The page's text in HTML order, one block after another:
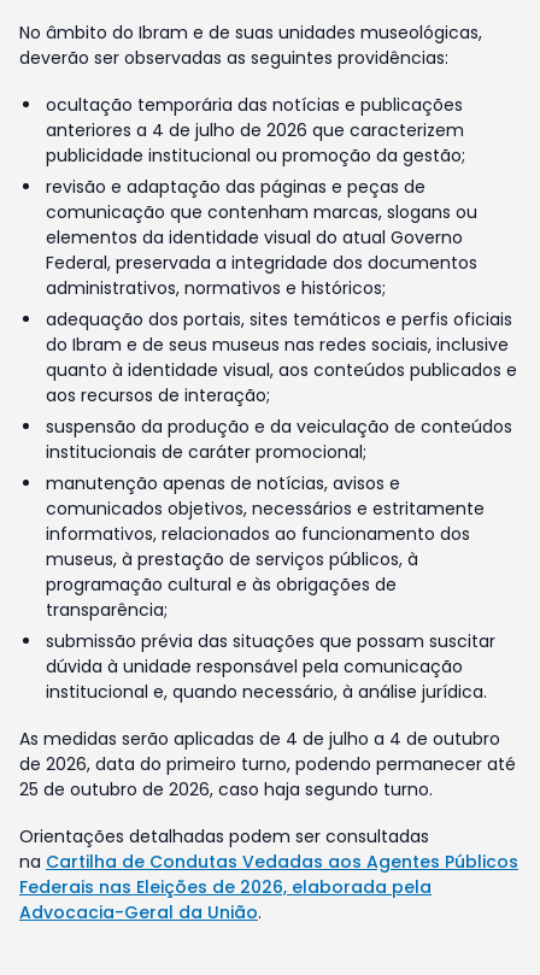
No âmbito do Ibram e de suas unidades museológicas,
deverão ser observadas as seguintes providências:
ocultação temporária das notícias e publicações
anteriores a 4 de julho de 2026 que caracterizem
publicidade institucional ou promoção da gestão;
revisão e adaptação das páginas e peças de
comunicação que contenham marcas, slogans ou
elementos da identidade visual do atual Governo
Federal, preservada a integridade dos documentos
administrativos, normativos e históricos;
adequação dos portais, sites temáticos e perfis oficiais
do Ibram e de seus museus nas redes sociais, inclusive
quanto à identidade visual, aos conteúdos publicados e
aos recursos de interação;
suspensão da produção e da veiculação de conteúdos
institucionais de caráter promocional;
manutenção apenas de notícias, avisos e
comunicados objetivos, necessários e estritamente
informativos, relacionados ao funcionamento dos
museus, à prestação de serviços públicos, à
programação cultural e às obrigações de
transparência;
submissão prévia das situações que possam suscitar
dúvida à unidade responsável pela comunicação
institucional e, quando necessário, à análise jurídica.
As medidas serão aplicadas de 4 de julho a 4 de outubro
de 2026, data do primeiro turno, podendo permanecer até
25 de outubro de 2026, caso haja segundo turno.
Orientações detalhadas podem ser consultadas
na Cartilha de Condutas Vedadas aos Agentes Públicos
Federais nas Eleições de 2026, elaborada pela
Advocacia-Geral da União.